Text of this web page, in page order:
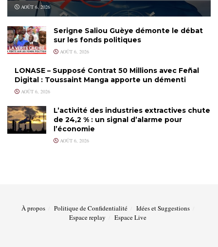
AOÛT 6, 2026
Serigne Saliou Guèye démonte le débat
sur les fonds politiques
AOÛT 6, 2026
LONASE – Supposé Contrat 50 Millions avec Feñal
Digital : Toussaint Manga apporte un démenti
AOÛT 6, 2026
L’activité des industries extractives chute
de 24,2 % : un signal d’alarme pour
l’économie
AOÛT 6, 2026
À propos Politique de Confidentialité
Idées et Suggestions
Espace replay
Espace Live